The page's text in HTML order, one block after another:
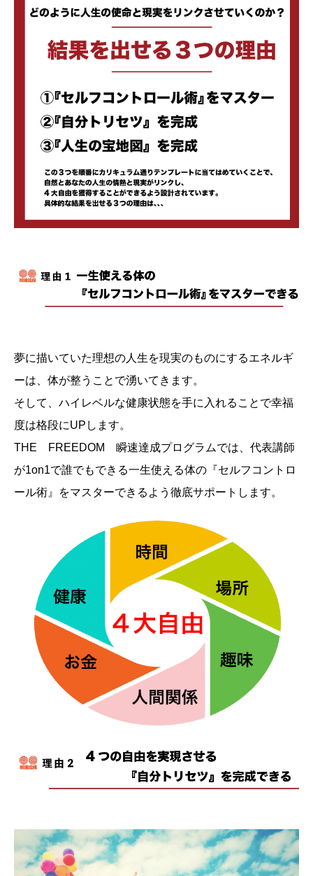
夢に描いていた理想の人生を現実のものにするエネルギ
ーは、体が整うことで湧いてきます。
そして、ハイレベルな健康状態を手に入れることで幸福
度は格段にUPします。
THE FREEDOM 瞬速達成プログラムでは、代表講師
が1on1で誰でもできる一生使える体の『セルフコントロ
ール術』をマスターできるよう徹底サポートします。